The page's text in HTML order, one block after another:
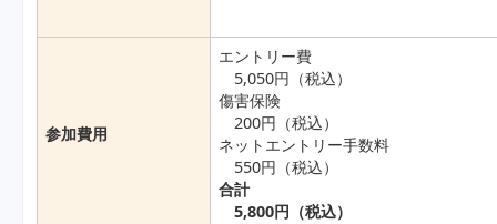
参加費用
エントリー費
5,050円（税込）
傷害保険
200円（税込）
ネットエントリー手数料
550円（税込）
合計
5,800円（税込）